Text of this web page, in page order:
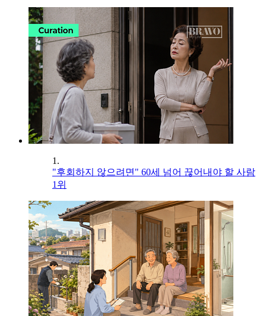
1.
"후회하지 않으려면" 60세 넘어 끊어내야 할 사람
1위